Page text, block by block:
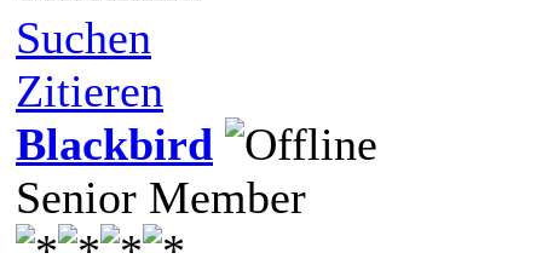
Suchen
Zitieren
Blackbird
Senior Member